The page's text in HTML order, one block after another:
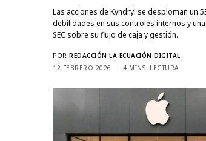
Las acciones de Kyndryl se desploman un
debilidades en sus controles internos y
SEC sobre su flujo de caja y gestión.
POR REDACCIÓN LA ECUACIÓN DIGITAL
12 FEBRERO 2026
4 MINS. LECTURA